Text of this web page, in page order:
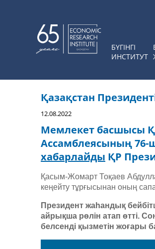
БҮГІНГІ
ИНСТИТУТ
Қазақстан
12.08.2022
Мемлекет басшысы
Ассамблеясының 76-
хабарлайды ҚР
Қасым-Жомарт Тоқаев
кеңейту тұрғысынан оның
Президент жаһандық
айрықша рөлін атап өтті.
белсенді қызметін жоғары